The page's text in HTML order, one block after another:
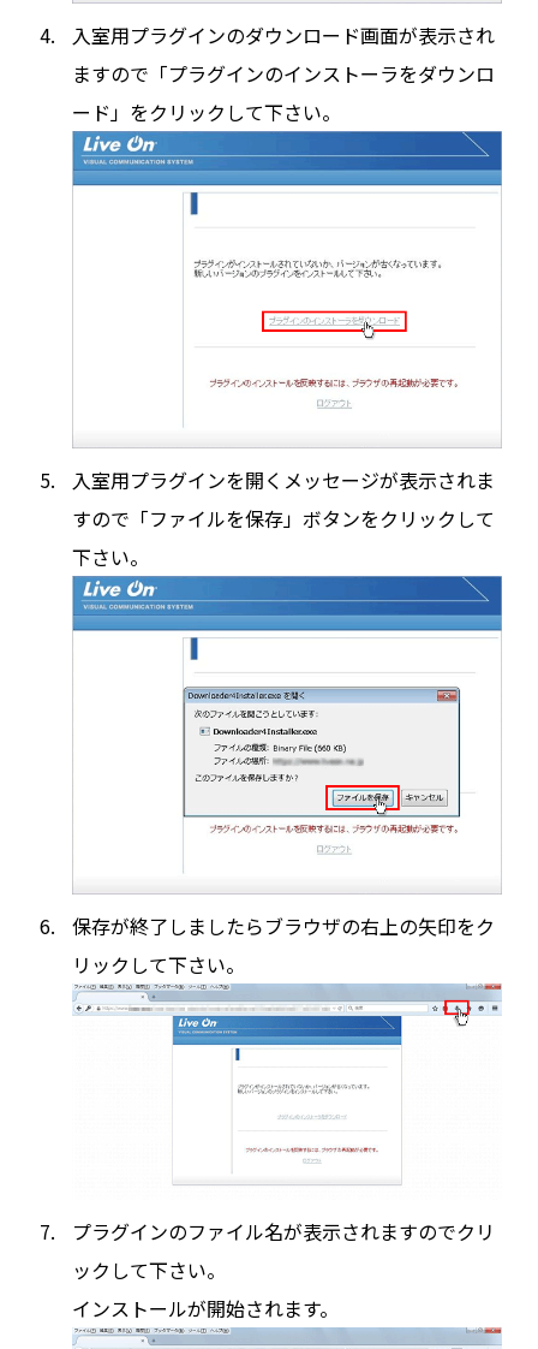
入室用プラグインのダウンロード画面が表示され
ますので「プラグインのインストーラをダウンロ
ード」をクリックして下さい。
入室用プラグインを開くメッセージが表示されま
すので「ファイルを保存」ボタンをクリックして
下さい。
保存が終了しましたらブラウザの右上の矢印をク
リックして下さい。
プラグインのファイル名が表示されますのでクリ
ックして下さい。
インストールが開始されます。